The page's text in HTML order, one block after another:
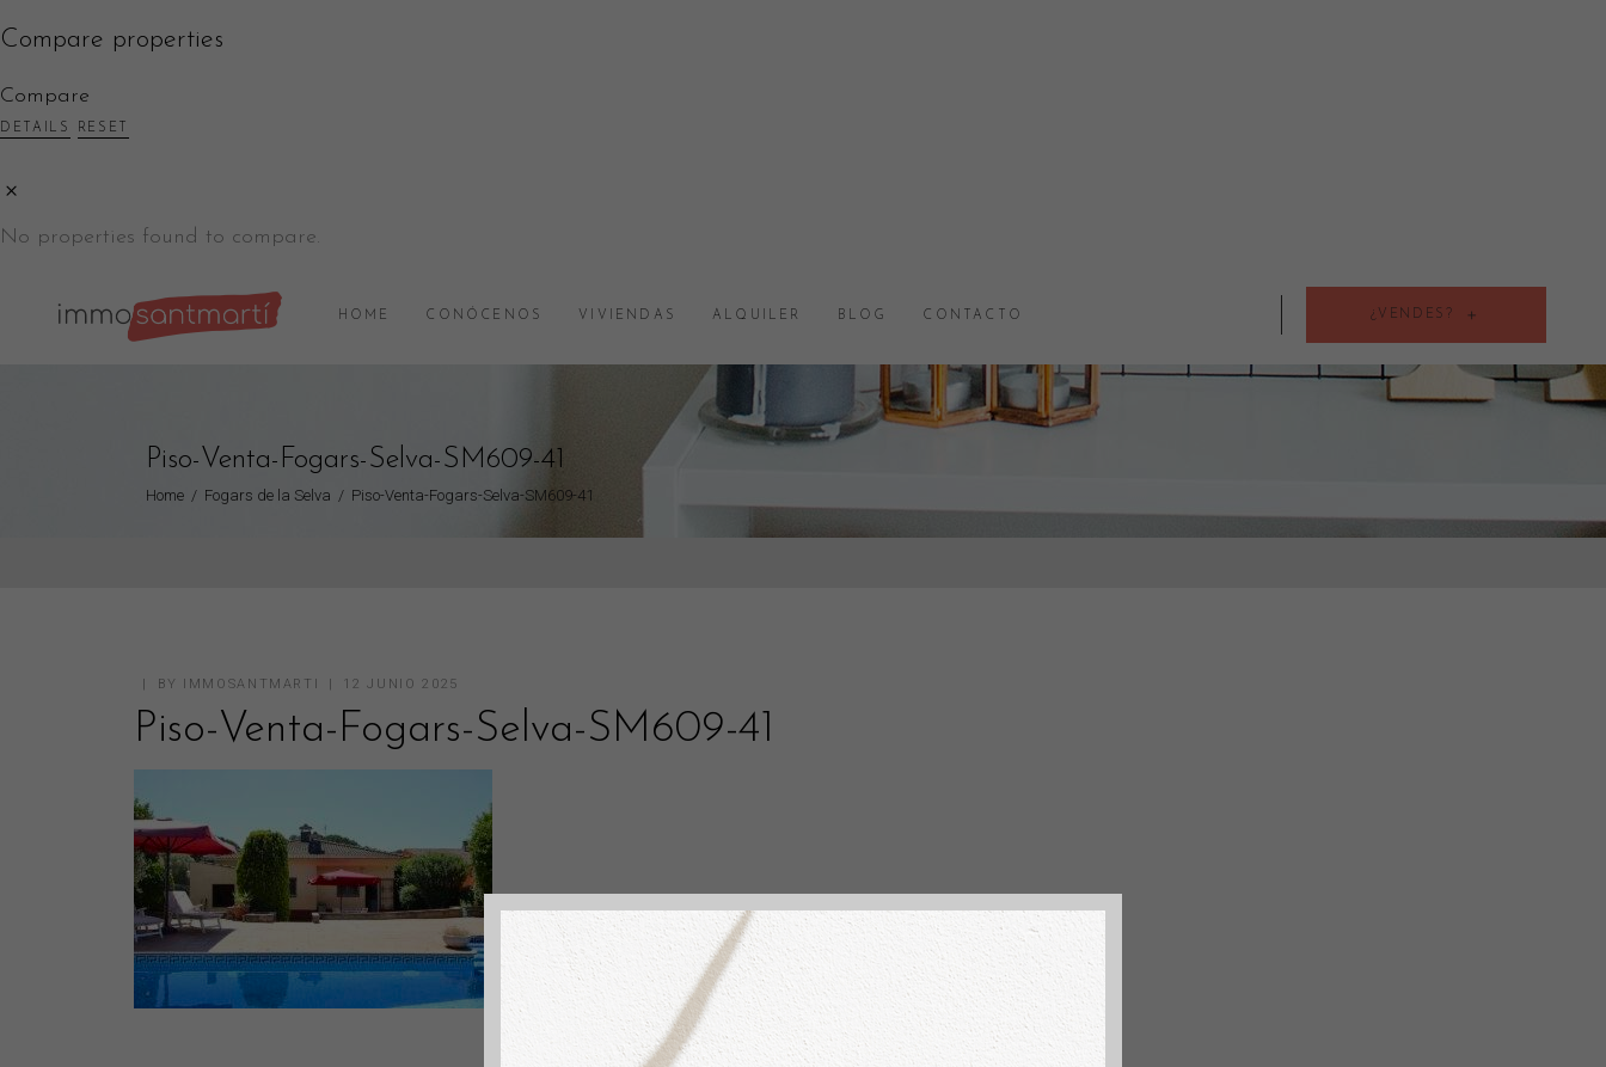
Compare properties
Compare
DETAILS RESET
No properties found to compare.
HOME CONÓCENOS VIVIENDAS ALQUILER BLOG CONTACTO ¿VENDES?
Piso-Venta-Fogars-Selva-SM609-41
Home / Fogars de la Selva / Piso-Venta-Fogars-Selva-SM609-41
BY IMMOSANTMARTI 12 JUNIO 2025
Piso-Venta-Fogars-Selva-SM609-41